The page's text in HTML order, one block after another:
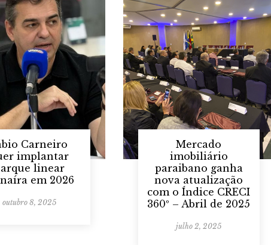
Carneiro
implantar
linear
em 2026
outubro 8, 2025
Mercado
imobiliário
paraibano ganha
nova atualização
com o Índice CRECI
360º – Abril de 2025
julho 2, 2025